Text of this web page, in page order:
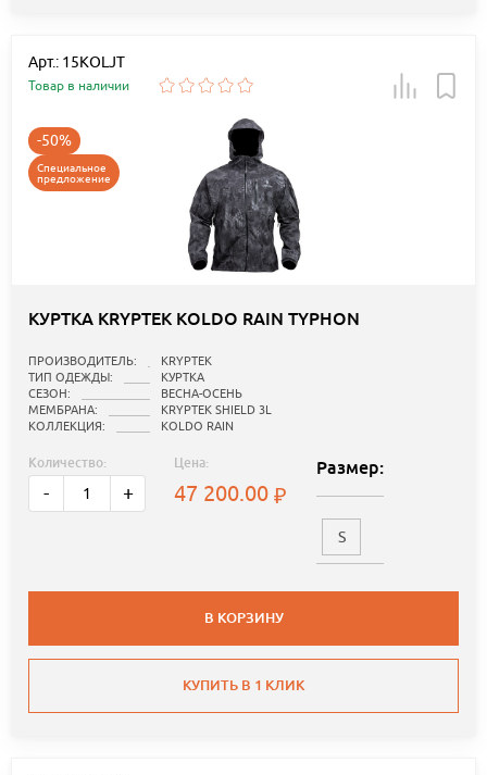
Арт.: 15KOLJT
Товар в наличии
-50%
Специальное
предложение
КУРТКА KRYPTEK KOLDO RAIN TYPHON
ПРОИЗВОДИТЕЛЬ:
KRYPTEK
ТИП ОДЕЖДЫ:
КУРТКА
СЕЗОН:
ВЕСНА-ОСЕНЬ
МЕМБРАНА:
KRYPTEK SHIELD 3L
КОЛЛЕКЦИЯ:
KOLDO RAIN
Количество:
- +
Цена:
47 200.00
Размер:
S
В КОРЗИНУ
КУПИТЬ В 1 КЛИК